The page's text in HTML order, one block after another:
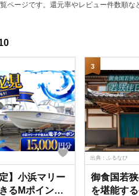
ページです。還元率やレビュー件数順
】小浜マリー
るMポイント
3
出典：ふるなび
御食国若
を堪能す